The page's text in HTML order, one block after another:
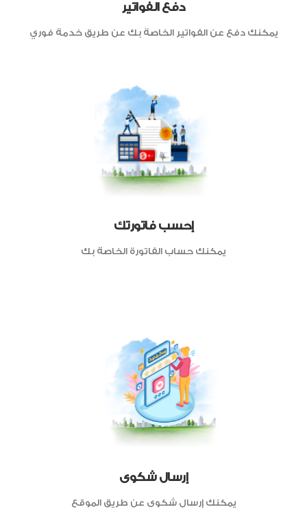
دفع الفواتير
يمكنك دفع عن الفواتير الخاصة بك عن طريق خدمة فوري
إحسب فاتورتك
يمكنك حساب الفاتورة الخاصة بك
إرسال شكوى
يمكنك إرسال شكوى عن طريق الموقع